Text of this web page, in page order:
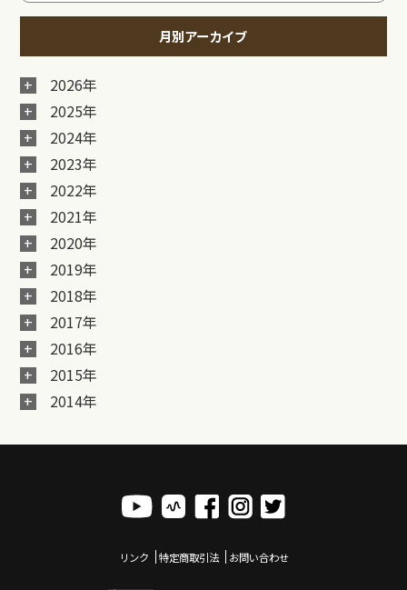
月別アーカイブ
2026年
2025年
2024年
2023年
2022年
2021年
2020年
2019年
2018年
2017年
2016年
2015年
2014年
リンク 特定商取引法 お問い合わせ